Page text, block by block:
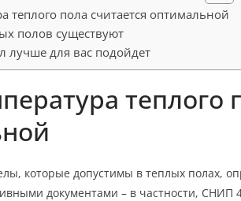
теплого пола считается оптимальной
полов существуют
лучше для вас подойдет
теплого
которые допустимы в теплых полах,
документами – в частности, СНИП